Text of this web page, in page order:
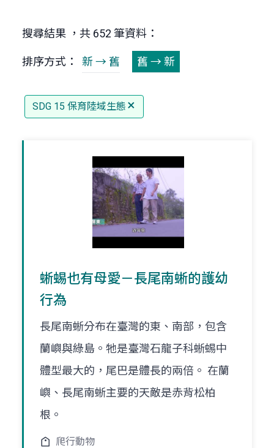
搜尋結果 ，共 652 筆資料：
排序方式： 新 → 舊 舊 → 新
SDG 15 保育陸域生態
蜥蜴也有母愛－長尾南蜥的護幼
行為
長尾南蜥分布在臺灣的東、南部，包含
蘭嶼與綠島。牠是臺灣石龍子科蜥蜴中
體型最大的，尾巴是體長的兩倍。 在蘭
嶼、長尾南蜥主要的天敵是赤背松柏
根。
爬行動物